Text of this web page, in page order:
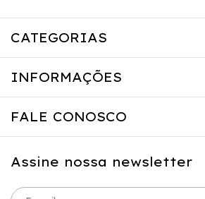
CATEGORIAS
INFORMAÇÕES
FALE CONOSCO
Assine nossa newsletter